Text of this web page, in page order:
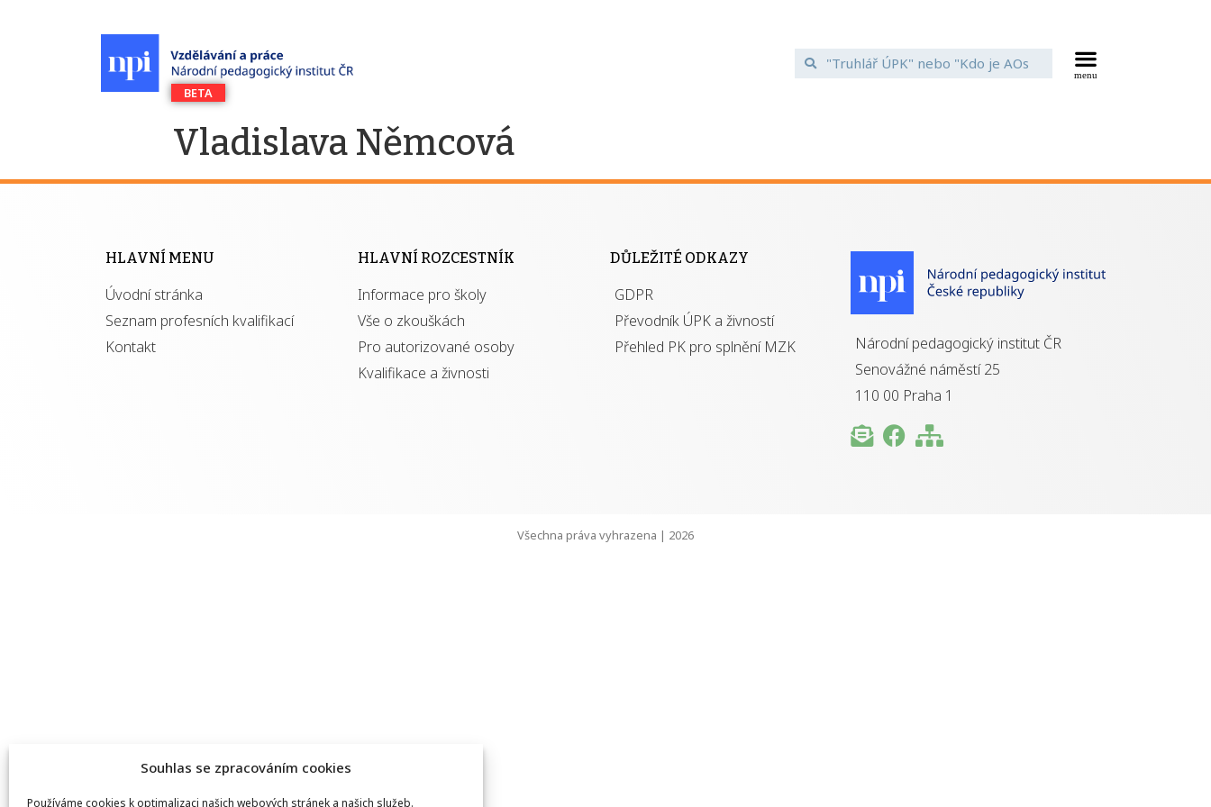
Souhlas se zpracováním cookies
Používáme cookies k optimalizaci našich webových stránek a našich služeb.
Vladislava Němcová
HLAVNÍ MENU
Úvodní stránka
Seznam profesních kvalifikací
Kontakt
HLAVNÍ ROZCESTNÍK
Informace pro školy
Vše o zkouškách
Pro autorizované osoby
Kvalifikace a živnosti
DŮLEŽITÉ ODKAZY
GDPR
Převodník ÚPK a živností
Přehled PK pro splnění MZK
Národní pedagogický institut ČR
Senovážné náměstí 25
110 00 Praha 1
Všechna práva vyhrazena | 2026